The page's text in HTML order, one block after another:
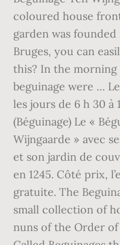
coloured house
garden was
Bruges, you can
this? In the
beguinage were …
les jours de 6 h 30 à
(Béguinage) Le «
Wijngaarde » avec
et son jardin de
en 1245. Côté prix,
gratuite. The
small collection of
nuns of the Order